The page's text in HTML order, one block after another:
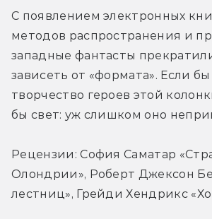
С появлением электронных
методов распространения и
западные фантасты
зависеть от «формата». Если бы
творчество героев этой
бы свет: уж слишком оно
Рецензии: София Саматар
Олондрии», Роберт Джексон
лестниц», Грейди Хендрикс